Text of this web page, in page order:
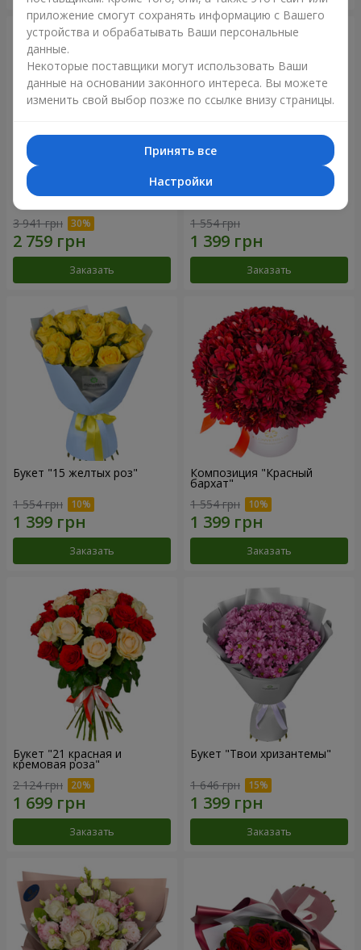
Букет "Крещатик"
3 941 грн
Заказать
Букет "Мы и лето"
1 554 грн
Заказать
Букет "15 желтых роз"
1 554 грн
Заказать
Композиция "Красный
бархат"
1 554 грн
Заказать
Букет "21 красная и
кремовая роза"
2 124 грн
Заказать
Букет "Твои хризантемы"
1 646 грн
Заказать
приложение смогут сохранять информацию с Вашего
устройства и обрабатывать Ваши персональные
данные.
Некоторые поставщики могут использовать Ваши
данные на основании законного интереса. Вы можете
изменить свой выбор позже по ссылке внизу страницы.
Принять все
Настройки